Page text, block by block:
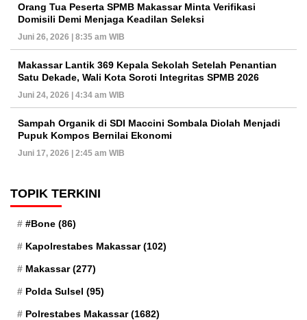
Orang Tua Peserta SPMB Makassar Minta Verifikasi
Domisili Demi Menjaga Keadilan Seleksi
Juni 26, 2026 | 8:35 am WIB
Makassar Lantik 369 Kepala Sekolah Setelah Penantian
Satu Dekade, Wali Kota Soroti Integritas SPMB 2026
Juni 24, 2026 | 4:34 am WIB
Sampah Organik di SDI Maccini Sombala Diolah Menjadi
Pupuk Kompos Bernilai Ekonomi
Juni 17, 2026 | 2:45 am WIB
TOPIK TERKINI
#Bone (86)
Kapolrestabes Makassar(102)
Makassar(277)
Polda Sulsel (95)
Polrestabes Makassar(1682)